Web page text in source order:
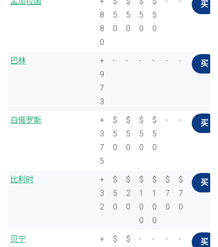
8
8
0
5
0
5
0
5
0
5
0
买
巴林
+
9
7
3
- - - - - - 买
白俄罗斯
+
3
7
5
$
5
0
$
5
0
$
5
0
$
5
0
- - 买
比利时
+
3
2
$
5
0
$
2
0
$
1
0
0
$
1
0
0
$
7
0
$
7
0
买
贝宁
+
$
$
- - - - 买